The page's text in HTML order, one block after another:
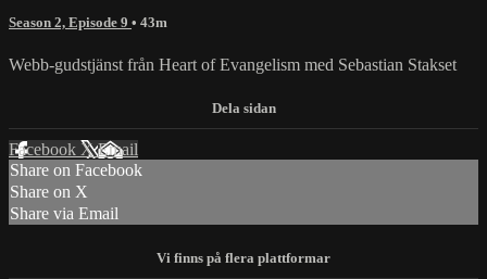
Season 2, Episode 9 • 43m
Webb-gudstjänst från Heart of Evangelism med Sebastian Stakset
Facebook XEmail
Share on Facebook
Share on X
Share via Email